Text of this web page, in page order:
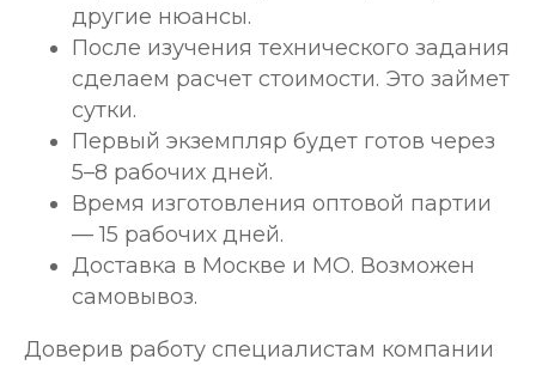
другие нюансы.
После изучения технического задания
сделаем расчет стоимости. Это займет
сутки.
Первый экземпляр будет готов через
5–8 рабочих дней.
Время изготовления оптовой партии
— 15 рабочих дней.
Доставка в Москве и МО. Возможен
самовывоз.
Доверив работу специалистам компании